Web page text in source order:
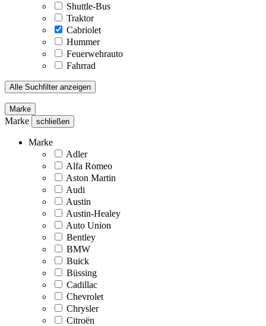
Shuttle-Bus
Traktor
Cabriolet
Hummer
Feuerwehrauto
Fahrrad
Alle Suchfilter anzeigen
Marke
Marke schließen
Marke
Adler
Alfa Romeo
Aston Martin
Audi
Austin
Austin-Healey
Auto Union
Bentley
BMW
Buick
Büssing
Cadillac
Chevrolet
Chrysler
Citroën